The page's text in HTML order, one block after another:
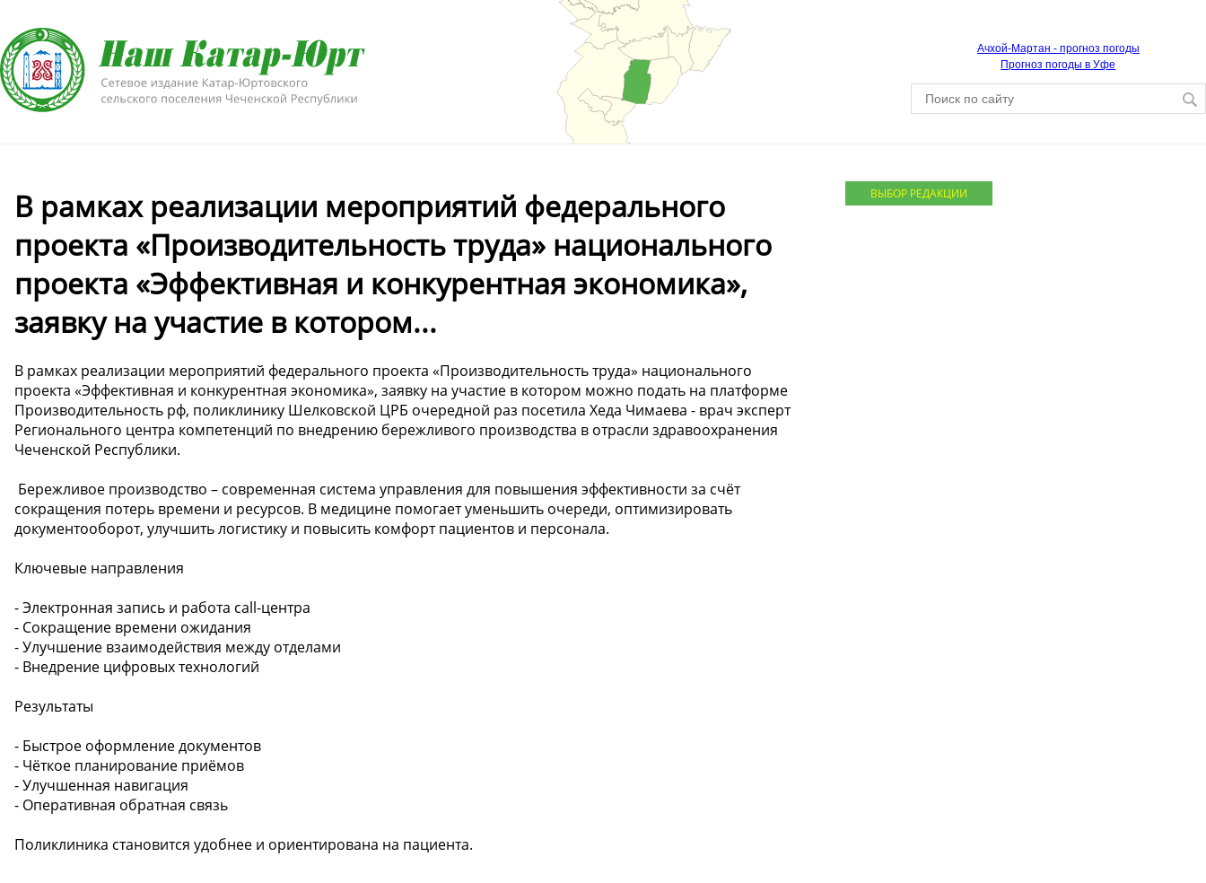
Ачхой-Мартан - прогноз погоды
Прогноз погоды в Уфе
В рамках реализации мероприятий федерального
проекта «Производительность труда» национального
проекта «Эффективная и конкурентная экономика»,
заявку на участие в котором...
В рамках реализации мероприятий федерального проекта «Производительность труда» национального
проекта «Эффективная и конкурентная экономика», заявку на участие в котором можно подать на платформе
Производительность рф, поликлинику Шелковской ЦРБ очередной раз посетила Хеда Чимаева - врач эксперт
Регионального центра компетенций по внедрению бережливого производства в отрасли здравоохранения
Чеченской Республики.
️ Бережливое производство – современная система управления для повышения эффективности за счёт
сокращения потерь времени и ресурсов. В медицине помогает уменьшить очереди, оптимизировать
документооборот, улучшить логистику и повысить комфорт пациентов и персонала.
Ключевые направления
- Электронная запись и работа call-центра
- Сокращение времени ожидания
- Улучшение взаимодействия между отделами
- Внедрение цифровых технологий
Результаты
- Быстрое оформление документов
- Чёткое планирование приёмов
- Улучшенная навигация
- Оперативная обратная связь
Поликлиника становится удобнее и ориентирована на пациента.
ВЫБОР РЕДАКЦИИ